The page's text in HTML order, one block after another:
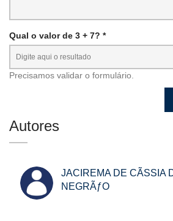
Qual o valor de 3 + 7? *
Precisamos validar o formulário.
Autores
JACIREMA DE CÃSSIA
NEGRÃƒO